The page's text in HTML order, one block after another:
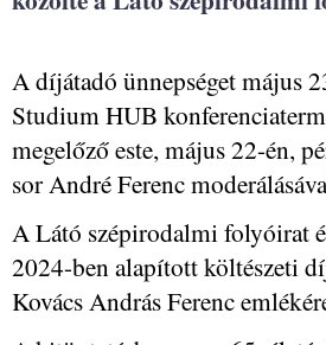
A díjátadó ünnepséget május
Studium HUB
megelőző este, május 22-én,
sor André Ferenc
A Látó szépirodalmi folyóirat
2024-ben alapított költészeti
Kovács András Ferenc